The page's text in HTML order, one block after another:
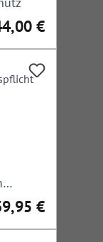
Preis:
€
Preis:
€